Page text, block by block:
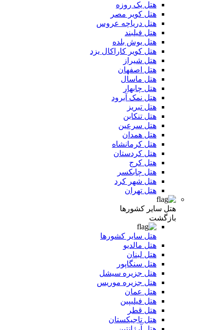
هتل یک روزه
هتل کویر مصر
هتل دریاچه عروس
هتل فیلبند
هتل یوش بلده
هتل کویر کاراکال یزد
هتل شیراز
هتل اصفهان
هتل ماسال
هتل چابهار
هتل نمک آبرود
هتل تبریز
هتل تنکابن
هتل سرعین
هتل همدان
هتل کرمانشاه
هتل کردستان
هتل کرج
هتل چابکسر
هتل شهر کرد
هتل تهران
هتل سایر کشورها
بازگشت
هتل سایر کشورها
هتل مالدیو
هتل لبنان
هتل سنگاپور
هتل جزیره سیشل
هتل جزیره موریس
هتل عمان
هتل فیلیپین
هتل قطر
هتل تاجیکستان